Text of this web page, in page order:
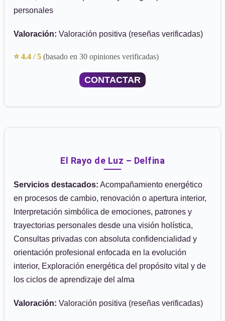
personales
Valoración: Valoración positiva (reseñas verificadas)
⭐ 4.4 / 5 (basado en 30 opiniones verificadas)
CONTACTAR
El Rayo de Luz – Delfina
Servicios destacados: Acompañamiento energético
en procesos de cambio, renovación o apertura interior,
Interpretación simbólica de emociones, patrones y
trayectorias personales desde una visión holística,
Consultas privadas con absoluta confidencialidad y
orientación profesional enfocada en la evolución
interior, Exploración energética del propósito vital y de
los ciclos de aprendizaje del alma
Valoración: Valoración positiva (reseñas verificadas)